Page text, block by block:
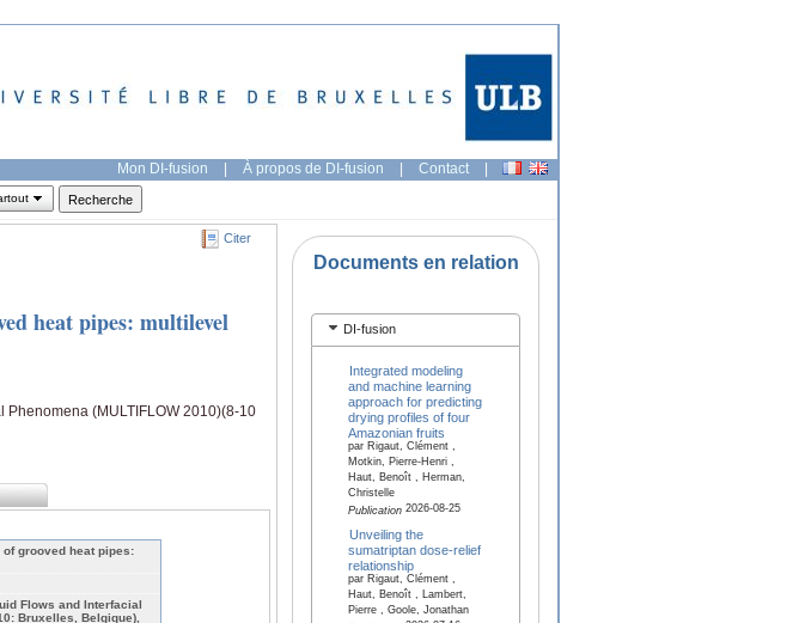
Mon DI-fusion | À propos de DI-fusion | Contact |
Citer
heat pipes: multilevel
(MULTIFLOW 2010)(8-10
grooved heat pipes:
Flows and Interfacial
Bruxelles, Belgique),
Documents en relation
DI-fusion
Integrated modeling
and machine learning
approach for predicting
drying profiles of four
Amazonian fruits
par Rigaut, Clément ,
Motkin, Pierre-Henri ,
Haut, Benoît , Herman,
Christelle
Publication2026-08-25
Unveiling the
sumatriptan dose-relief
relationship
par Rigaut, Clément ,
Haut, Benoît , Lambert,
Pierre , Goole, Jonathan